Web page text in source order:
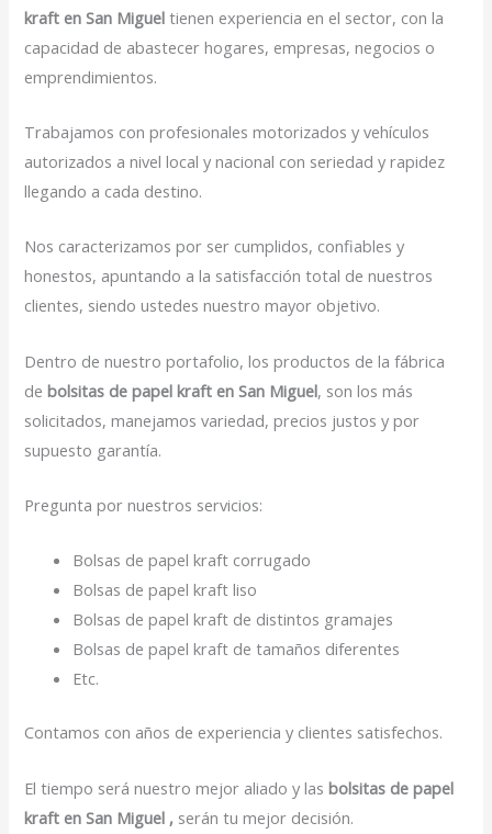
kraft en San Migueltienen experiencia en el sector, con la
capacidad de abastecer hogares, empresas, negocios o
emprendimientos.
Trabajamos con profesionales motorizados y vehículos
autorizados a nivel local y nacional con seriedad y rapidez
llegando a cada destino.
Nos caracterizamos por ser cumplidos, confiables y
honestos, apuntando a la satisfacción total de nuestros
clientes, siendo ustedes nuestro mayor objetivo.
Dentro de nuestro portafolio, los productos de la fábrica
debolsitas de papel kraft en San Miguel, son los más
solicitados, manejamos variedad, precios justos y por
supuesto garantía.
Pregunta por nuestros servicios:
Bolsas de papel kraft corrugado
Bolsas de papel kraft liso
Bolsas de papel kraft de distintos gramajes
Bolsas de papel kraft de tamaños diferentes
Etc.
Contamos con años de experiencia y clientes satisfechos.
El tiempo será nuestro mejor aliado y lasbolsitas de papel
kraft en San Miguel , serán tu mejor decisión.